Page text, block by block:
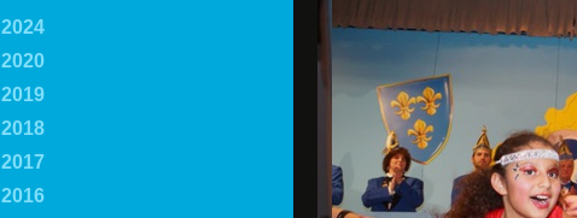
2024
2020
2019
2018
2017
2016